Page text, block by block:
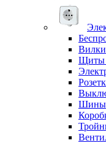
Вилки
Щиты
Шины